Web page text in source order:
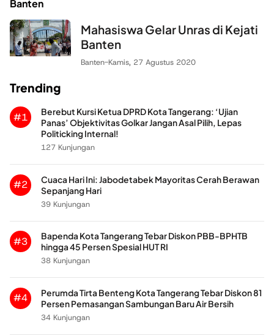
Banten
Mahasiswa Gelar Unras di Kejati
Banten
Banten-Kamis, 27 Agustus 2020
Trending
#1
Berebut Kursi Ketua DPRD Kota Tangerang: ‘Ujian
Panas’ Objektivitas Golkar Jangan Asal Pilih, Lepas
Politicking Internal!
127 Kunjungan
#2
Cuaca Hari Ini: Jabodetabek Mayoritas Cerah Berawan
Sepanjang Hari
39 Kunjungan
#3
Bapenda Kota Tangerang Tebar Diskon PBB-BPHTB
hingga 45 Persen Spesial HUT RI
38 Kunjungan
#4
Perumda Tirta Benteng Kota Tangerang Tebar Diskon 81
Persen Pemasangan Sambungan Baru Air Bersih
34 Kunjungan